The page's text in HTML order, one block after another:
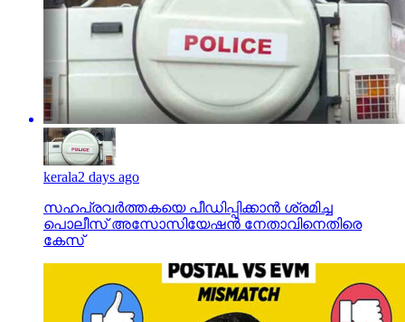
kerala2 days ago
സഹപ്രവര്‍ത്തകയെ പീഡിപ്പിക്കാന്‍ ശ്രമിച്ച
പൊലീസ് അസോസിയേഷന്‍ നേതാവിനെതിരെ
കേസ്